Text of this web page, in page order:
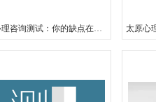
太原心理咨询测试：你的缺点在哪里？